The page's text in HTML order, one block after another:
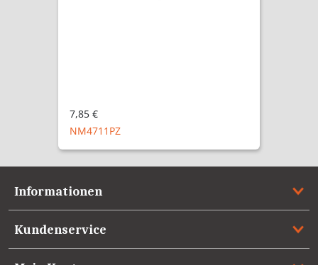
7,85 €
NM4711PZ
Informationen
Kundenservice